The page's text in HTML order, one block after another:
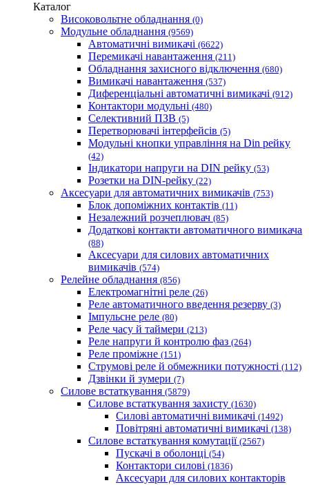
Одескабель Одеський кабельний завод
Промфактор
Термофіт
Укренерго-Альянс (Україна)
Каталог
Високовольтне обладнання (0)
Модульне обладнання (9569)
Автоматичні вимикачі (6622)
Перемикачі навантаження (211)
Обладнання захисного відключення (680)
Вимикачі навантаження (537)
Диференціальні автоматичні вимикачі (912)
Контактори модульні (480)
Селективний ПЗВ (5)
Перетворювачі інтерфейсів (5)
Модульні кнопки управління на Din рейку
(42)
Індикатори напруги на DIN рейку (53)
Розетки на DIN-рейку (22)
Аксесуари для автоматичних вимикачів (753)
Блок допоміжних контактів (11)
Незалежний розчеплювач (85)
Додаткові контакти автоматичного вимикача
(88)
Аксесуари для силових автоматичних
вимикачів (574)
Релейне обладнання (856)
Електромагнітні реле (26)
Реле автоматичного введення резерву (3)
Імпульсне реле (80)
Реле часу й таймери (213)
Реле напруги й контролю фаз (264)
Реле проміжне (151)
Струмові реле й обмежники потужності (112)
Дзвінки й зумери (7)
Силове встаткування (5879)
Силове встаткування захисту (1630)
Силові автоматичні вимикачі (1492)
Повітряні автоматичні вимикачі (138)
Силове встаткування комутації (2567)
Пускачі в оболонці (54)
Контактори силові (1836)
Аксесуари для силових контакторів